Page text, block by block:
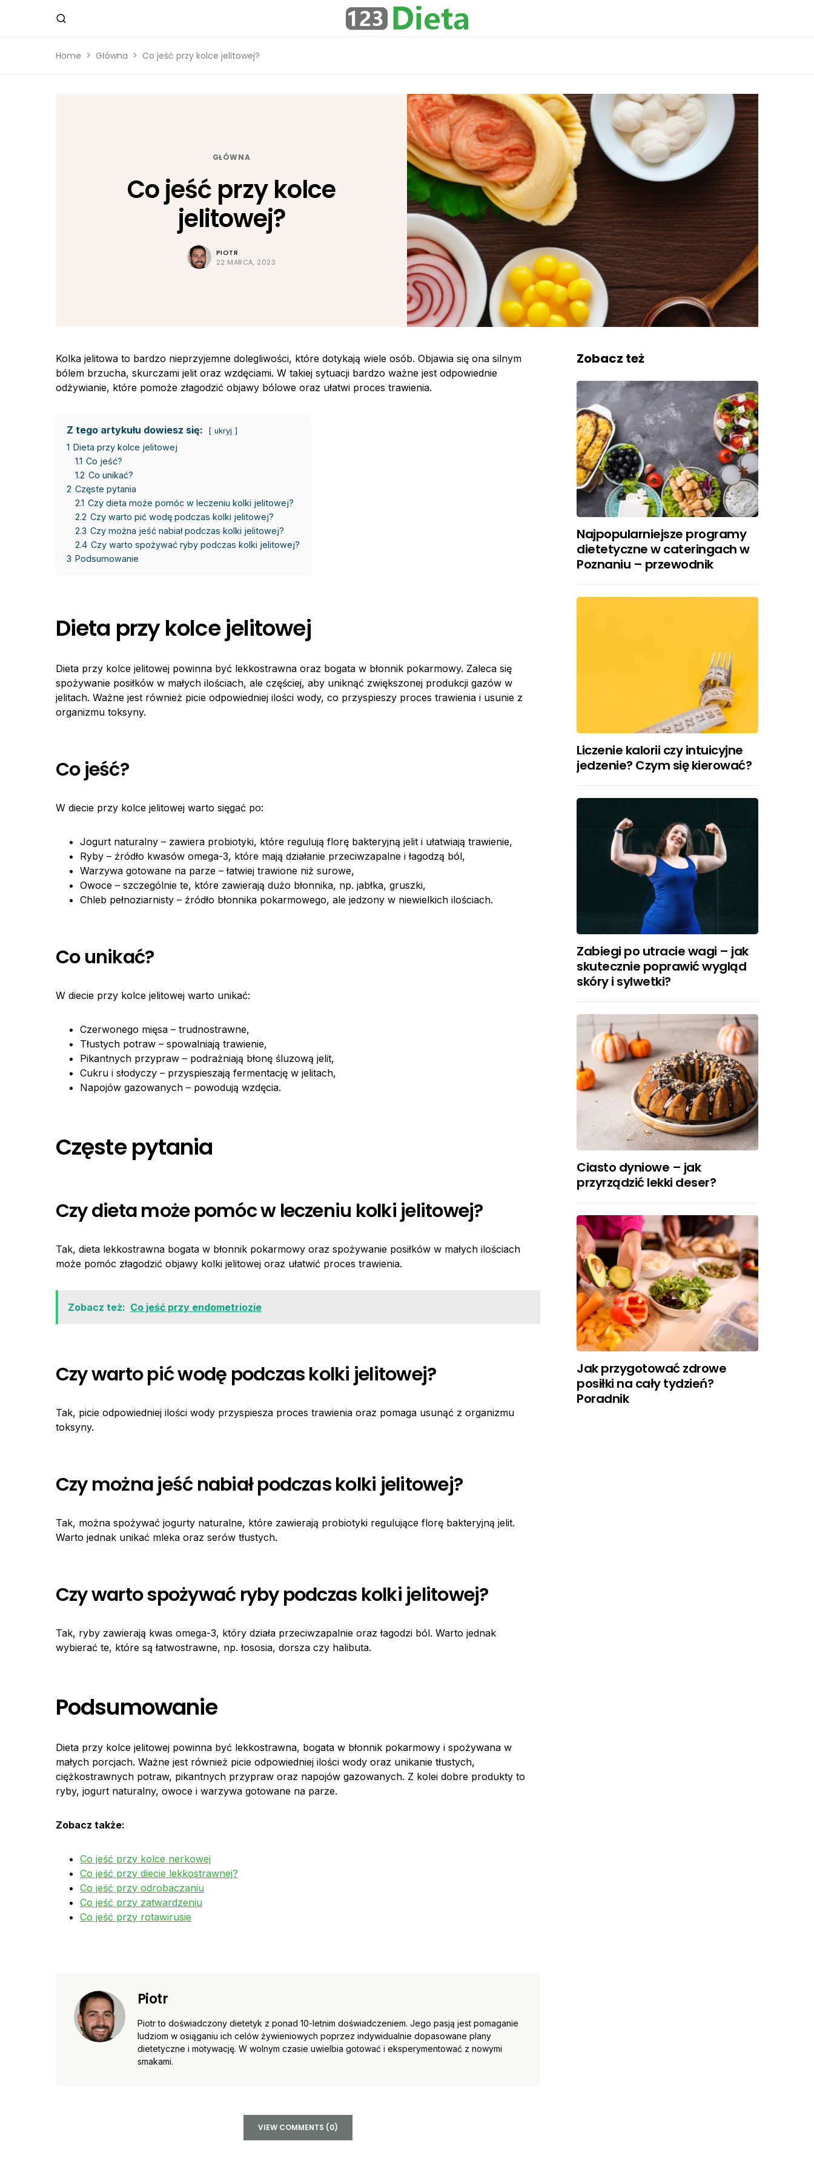
Home Główna Co jeść przy kolce jelitowej?
GŁÓWNA
Co jeść przy kolce
jelitowej?
PIOTR
22 MARCA, 2023
Kolka jelitowa to bardzo nieprzyjemne dolegliwości, które dotykają wiele osób. Objawia się ona silnym
bólem brzucha, skurczami jelit oraz wzdęciami. W takiej sytuacji bardzo ważne jest odpowiednie
odżywianie, które pomoże złagodzić objawy bólowe oraz ułatwi proces trawienia.
Z tego artykułu dowiesz się: ukryj
1 Dieta przy kolce jelitowej
1.1 Co jeść?
1.2 Co unikać?
2 Częste pytania
2.1 Czy dieta może pomóc w leczeniu kolki jelitowej?
2.2 Czy warto pić wodę podczas kolki jelitowej?
2.3 Czy można jeść nabiał podczas kolki jelitowej?
2.4 Czy warto spożywać ryby podczas kolki jelitowej?
3 Podsumowanie
Dieta przy kolce jelitowej
Dieta przy kolce jelitowej powinna być lekkostrawna oraz bogata w błonnik pokarmowy. Zaleca się
spożywanie posiłków w małych ilościach, ale częściej, aby uniknąć zwiększonej produkcji gazów w
jelitach. Ważne jest również picie odpowiedniej ilości wody, co przyspieszy proces trawienia i usunie z
organizmu toksyny.
Co jeść?
W diecie przy kolce jelitowej warto sięgać po:
Jogurt naturalny – zawiera probiotyki, które regulują florę bakteryjną jelit i ułatwiają trawienie,
Ryby – źródło kwasów omega-3, które mają działanie przeciwzapalne i łagodzą ból,
Warzywa gotowane na parze – łatwiej trawione niż surowe,
Owoce – szczególnie te, które zawierają dużo błonnika, np. jabłka, gruszki,
Chleb pełnoziarnisty – źródło błonnika pokarmowego, ale jedzony w niewielkich ilościach.
Co unikać?
W diecie przy kolce jelitowej warto unikać:
Czerwonego mięsa – trudnostrawne,
Tłustych potraw – spowalniają trawienie,
Pikantnych przypraw – podrażniają błonę śluzową jelit,
Cukru i słodyczy – przyspieszają fermentację w jelitach,
Napojów gazowanych – powodują wzdęcia.
Częste pytania
Czy dieta może pomóc w leczeniu kolki jelitowej?
Tak, dieta lekkostrawna bogata w błonnik pokarmowy oraz spożywanie posiłków w małych ilościach
może pomóc złagodzić objawy kolki jelitowej oraz ułatwić proces trawienia.
Zobacz też: Co jeść przy endometriozie
Czy warto pić wodę podczas kolki jelitowej?
Tak, picie odpowiedniej ilości wody przyspiesza proces trawienia oraz pomaga usunąć z organizmu
toksyny.
Czy można jeść nabiał podczas kolki jelitowej?
Tak, można spożywać jogurty naturalne, które zawierają probiotyki regulujące florę bakteryjną jelit.
Warto jednak unikać mleka oraz serów tłustych.
Czy warto spożywać ryby podczas kolki jelitowej?
Tak, ryby zawierają kwas omega-3, który działa przeciwzapalnie oraz łagodzi ból. Warto jednak
wybierać te, które są łatwostrawne, np. łososia, dorsza czy halibuta.
Podsumowanie
Dieta przy kolce jelitowej powinna być lekkostrawna, bogata w błonnik pokarmowy i spożywana w
małych porcjach. Ważne jest również picie odpowiedniej ilości wody oraz unikanie tłustych,
ciężkostrawnych potraw, pikantnych przypraw oraz napojów gazowanych. Z kolei dobre produkty to
ryby, jogurt naturalny, owoce i warzywa gotowane na parze.
Zobacz także:
Co jeść przy kolce nerkowej
Co jeść przy diecie lekkostrawnej?
Co jeść przy odrobaczaniu
Co jeść przy zatwardzeniu
Co jeść przy rotawirusie
Piotr
Piotr to doświadczony dietetyk z ponad 10-letnim doświadczeniem. Jego pasją jest pomaganie
ludziom w osiąganiu ich celów żywieniowych poprzez indywidualnie dopasowane plany
dietetyczne i motywację. W wolnym czasie uwielbia gotować i eksperymentować z nowymi
smakami.
VIEW COMMENTS (0)
Zobacz też
Najpopularniejsze programy
dietetyczne w cateringach w
Poznaniu – przewodnik
Liczenie kalorii czy intuicyjne
jedzenie? Czym się kierować?
Zabiegi po utracie wagi – jak
skutecznie poprawić wygląd
skóry i sylwetki?
Ciasto dyniowe – jak
przyrządzić lekki deser?
Jak przygotować zdrowe
posiłki na cały tydzień?
Poradnik